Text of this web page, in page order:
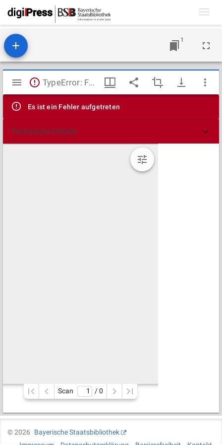
1
Mirador
Viewer
TypeError: Failed to fetch
Es ist ein Fehler aufgetreten
Technische Details
Scan / 0
©2026
Bayerische Staatsbibliothek